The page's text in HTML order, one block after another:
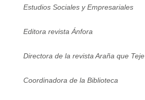
Estudios Sociales y Empresariales
Editora revista Ánfora
Directora de la revista Araña que Teje
Coordinadora de la Biblioteca